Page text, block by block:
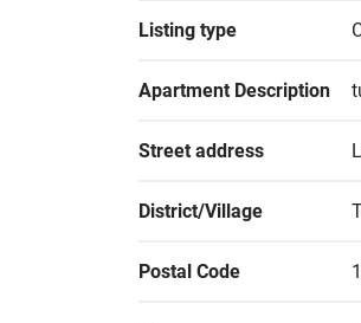
Listing type
Apartment Description
Street address
District/Village
Postal Code